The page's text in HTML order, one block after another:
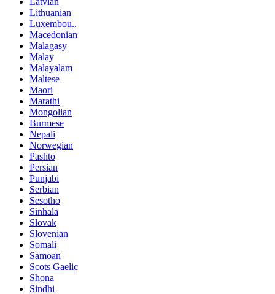
Lithuanian
Luxembou..
Macedonian
Malagasy
Malay
Malayalam
Maltese
Maori
Marathi
Mongolian
Burmese
Nepali
Norwegian
Pashto
Persian
Punjabi
Serbian
Sesotho
Sinhala
Slovak
Slovenian
Somali
Samoan
Scots Gaelic
Shona
Sindhi